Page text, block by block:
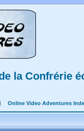
la Confrérie
Online Video Adventures